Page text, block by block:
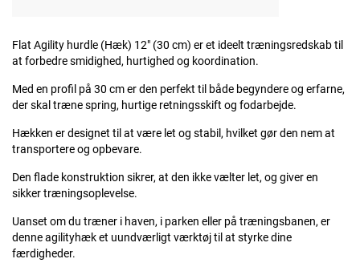
Flat Agility hurdle (Hæk) 12" (30 cm) er et ideelt træningsredskab til
at forbedre smidighed, hurtighed og koordination.
Med en profil på 30 cm er den perfekt til både begyndere og erfarne,
der skal træne spring, hurtige retningsskift og fodarbejde.
Hækken er designet til at være let og stabil, hvilket gør den nem at
transportere og opbevare.
Den flade konstruktion sikrer, at den ikke vælter let, og giver en
sikker træningsoplevelse.
Uanset om du træner i haven, i parken eller på træningsbanen, er
denne agilityhæk et uundværligt værktøj til at styrke dine
færdigheder.